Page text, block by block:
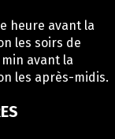
heure avant la
les soirs de
avant la
les après-midis.